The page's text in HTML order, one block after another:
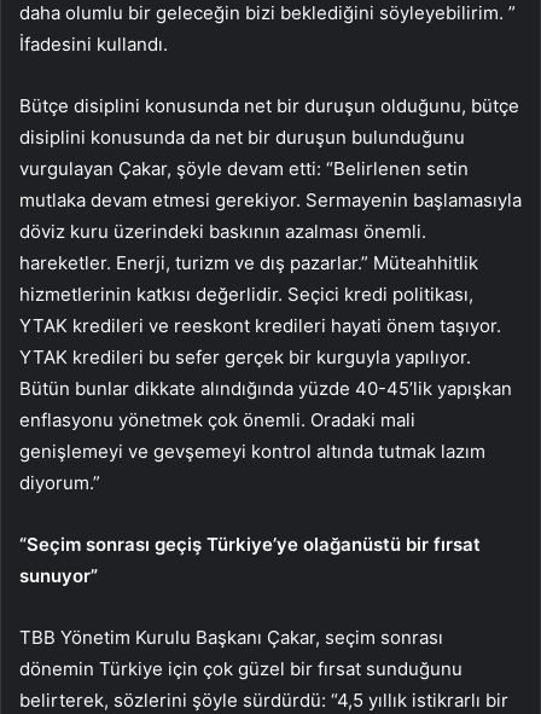
daha olumlu bir geleceğin bizi beklediğini söyleyebilirim. ”
İfadesini kullandı.
Bütçe disiplini konusunda net bir duruşun olduğunu, bütçe
disiplini konusunda da net bir duruşun bulunduğunu
vurgulayan Çakar, şöyle devam etti: “Belirlenen setin
mutlaka devam etmesi gerekiyor. Sermayenin başlamasıyla
döviz kuru üzerindeki baskının azalması önemli.
hareketler. Enerji, turizm ve dış pazarlar.” Müteahhitlik
hizmetlerinin katkısı değerlidir. Seçici kredi politikası,
YTAK kredileri ve reeskont kredileri hayati önem taşıyor.
YTAK kredileri bu sefer gerçek bir kurguyla yapılıyor.
Bütün bunlar dikkate alındığında yüzde 40-45’lik yapışkan
enflasyonu yönetmek çok önemli. Oradaki mali
genişlemeyi ve gevşemeyi kontrol altında tutmak lazım
diyorum.”
“Seçim sonrası geçiş Türkiye’ye olağanüstü bir fırsat
sunuyor”
TBB Yönetim Kurulu Başkanı Çakar, seçim sonrası
dönemin Türkiye için çok güzel bir fırsat sunduğunu
belirterek, sözlerini şöyle sürdürdü: “4,5 yıllık istikrarlı bir